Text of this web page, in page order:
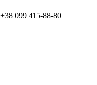
+38 099 415-88-80